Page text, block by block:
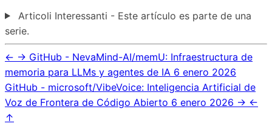
Articoli Interessanti - Este artículo es parte de una
serie.
← → GitHub - NevaMind-AI/memU: Infraestructura de
memoria para LLMs y agentes de IA 6 enero 2026
GitHub - microsoft/VibeVoice: Inteligencia Artificial de
Voz de Frontera de Código Abierto 6 enero 2026 → ←
↑